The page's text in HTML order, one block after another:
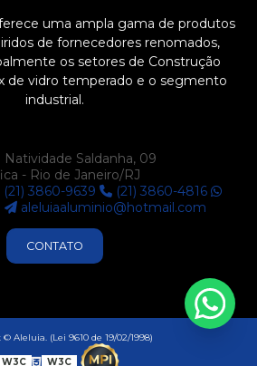
uma ampla gama de produtos
de fornecedores renomados,
os setores de Construção
de vidro temperado e o segmento
industrial.
Natividade Saldanha, 09
- Rio de Janeiro/RJ
(21) 3860-9639
(21) 3860-4816
aleluiaaluminio@hotmail.com
CONTATO
Aleluia. (Lei 9610 de 19/02/1998)
W3C W3C